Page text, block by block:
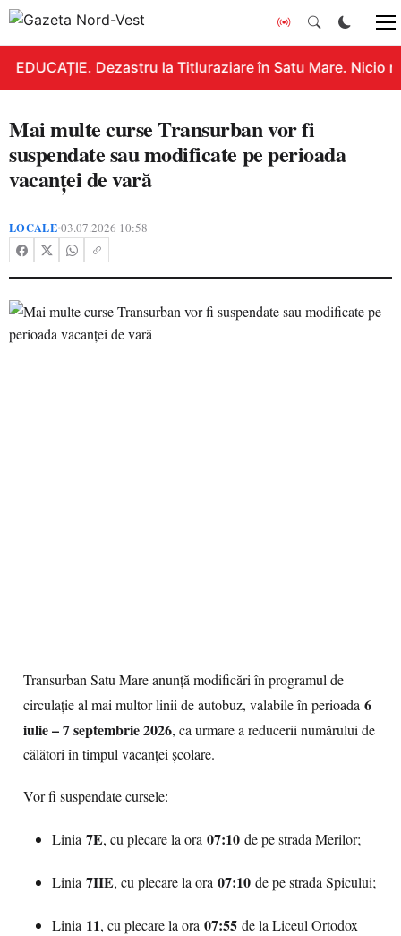
EDUCAȚIE. Dezastru la Titluraziare în Satu Mare. Nicio
Mai multe curse Transurban vor fi
suspendate sau modificate pe perioada
vacanței de vară
LOCALE•03.07.2026 10:58
Transurban Satu Mare anunță modificări în programul de
circulație al mai multor linii de autobuz, valabile în perioada 6
iulie – 7 septembrie 2026, ca urmare a reducerii numărului de
călători în timpul vacanței școlare.
Vor fi suspendate cursele:
Linia 7E, cu plecare la ora 07:10 de pe strada Merilor;
Linia 7IIE, cu plecare la ora 07:10 de pe strada Spicului;
Linia 11, cu plecare la ora 07:55 de la Liceul Ortodox